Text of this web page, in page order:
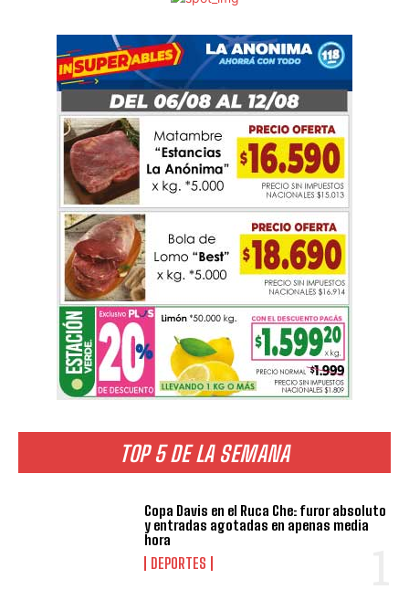
TOP 5 DE LA SEMANA
Copa Davis en el Ruca Che: furor absoluto
y entradas agotadas en apenas media
hora
DEPORTES